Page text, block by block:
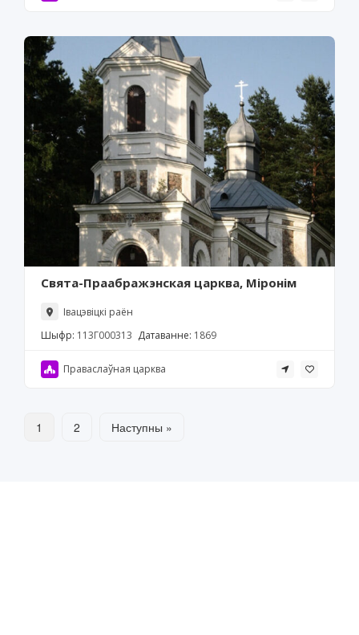
Свята-Праабражэнская царква, Міронім
Івацэвіцкі раён
Шыфр: 113Г000313 Датаванне: 1869
Праваслаўная царква
1 2 Наступны »